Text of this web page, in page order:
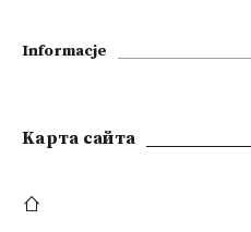
Informacje
Kарта сайта